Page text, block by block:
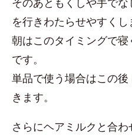
を行きわたらせやすくし
朝はこのタイミングで
です。
単品で使う場合はこの
きます。
さらにヘアミルクと合